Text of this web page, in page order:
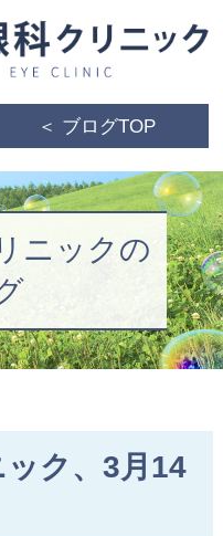
＜ ブログTOP
ニックの
ク、3月14